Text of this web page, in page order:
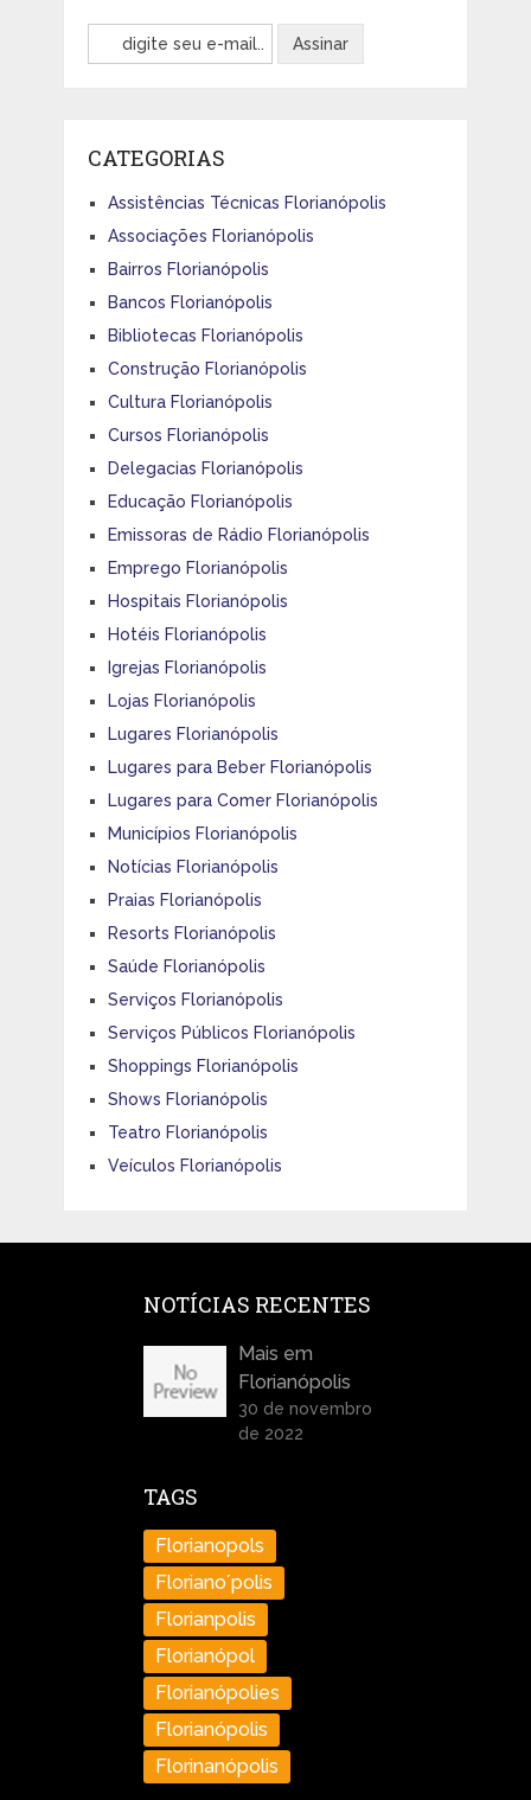
CATEGORIAS
Assistências Técnicas Florianópolis
Associações Florianópolis
Bairros Florianópolis
Bancos Florianópolis
Bibliotecas Florianópolis
Construção Florianópolis
Cultura Florianópolis
Cursos Florianópolis
Delegacias Florianópolis
Educação Florianópolis
Emissoras de Rádio Florianópolis
Emprego Florianópolis
Hospitais Florianópolis
Hotéis Florianópolis
Igrejas Florianópolis
Lojas Florianópolis
Lugares Florianópolis
Lugares para Beber Florianópolis
Lugares para Comer Florianópolis
Municípios Florianópolis
Notícias Florianópolis
Praias Florianópolis
Resorts Florianópolis
Saúde Florianópolis
Serviços Florianópolis
Serviços Públicos Florianópolis
Shoppings Florianópolis
Shows Florianópolis
Teatro Florianópolis
Veículos Florianópolis
NOTÍCIAS RECENTES
Mais em
Florianópolis
30 de novembro
de 2022
TAGS
Florianopols
Floriano´polis
Florianpolis
Florianópol
Florianópolies
Florianópolis
Florinanópolis